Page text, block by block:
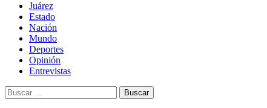
Juárez
Estado
Nación
Mundo
Deportes
Opinión
Entrevistas
Buscar: